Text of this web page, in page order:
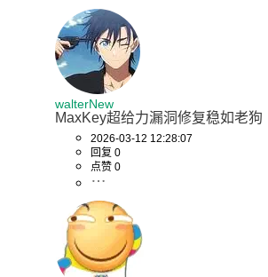
walterNew
MaxKey超给力漏洞修复稳如老狗
2026-03-12 12:28:07
回复 0
点赞 0